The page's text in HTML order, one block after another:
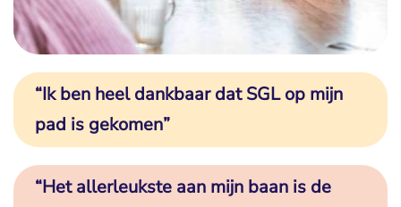
“Ik ben heel dankbaar dat SGL op mijn
pad is gekomen”
“Het allerleukste aan mijn baan is de